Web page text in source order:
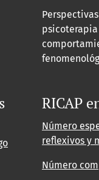
RICAP
Número
reflexivos y
Número